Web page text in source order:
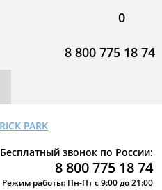
0
8 800 775 18 74
Бесплатный звонок по России:
8 800 775 18 74
Режим работы: Пн-Пт с 9:00 до 21:00